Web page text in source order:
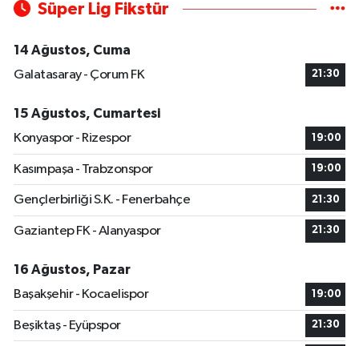
Süper Lig Fikstür
14 Ağustos, Cuma
Galatasaray - Çorum FK
21:30
15 Ağustos, Cumartesi
Konyaspor - Rizespor
19:00
Kasımpaşa - Trabzonspor 19:00
Gençlerbirliği S.K. - Fenerbahçe 21:30
Gaziantep FK - Alanyaspor 21:30
16 Ağustos, Pazar
Başakşehir - Kocaelispor
19:00
Beşiktaş - Eyüpspor 21:30